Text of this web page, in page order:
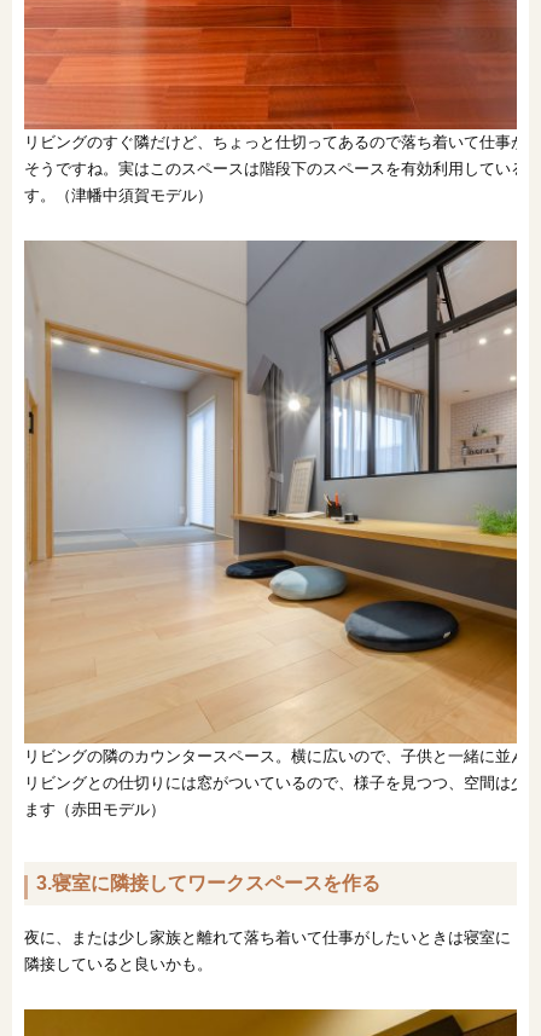
リビングのすぐ隣だけど、ちょっと仕切ってあるので落ち着いて仕事が
そうですね。実はこのスペースは階段下のスペースを有効利用している
す。（津幡中須賀モデル）
リビングの隣のカウンタースペース。横に広いので、子供と一緒に並ん
リビングとの仕切りには窓がついているので、様子を見つつ、空間は少
ます（赤田モデル）
3.寝室に隣接してワークスペースを作る
夜に、または少し家族と離れて落ち着いて仕事がしたいときは寝室に
隣接していると良いかも。